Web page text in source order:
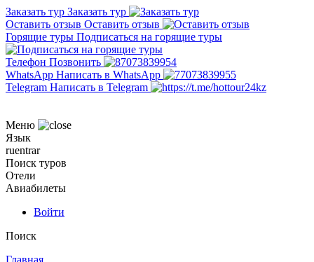
Заказать тур Заказать тур
Оставить отзыв Оставить отзыв
Горящие туры Подписаться на горящие туры
Телефон Позвонить
WhatsApp Написать в WhatsApp
Telegram Написать в Telegram
Меню
Язык
ruentrar
Поиск туров
Отели
Авиабилеты
Войти
Поиск
Главная